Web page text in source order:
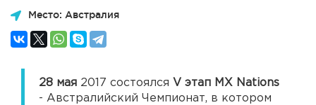
Место: Австралия
28 мая 2017 состоялся V этап MX Nations
- Австралийский Чемпионат, в котором